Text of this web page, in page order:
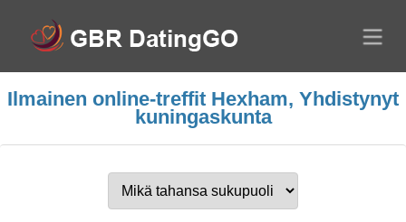
Ilmainen online-treffit Hexham, Yhdistynyt
kuningaskunta